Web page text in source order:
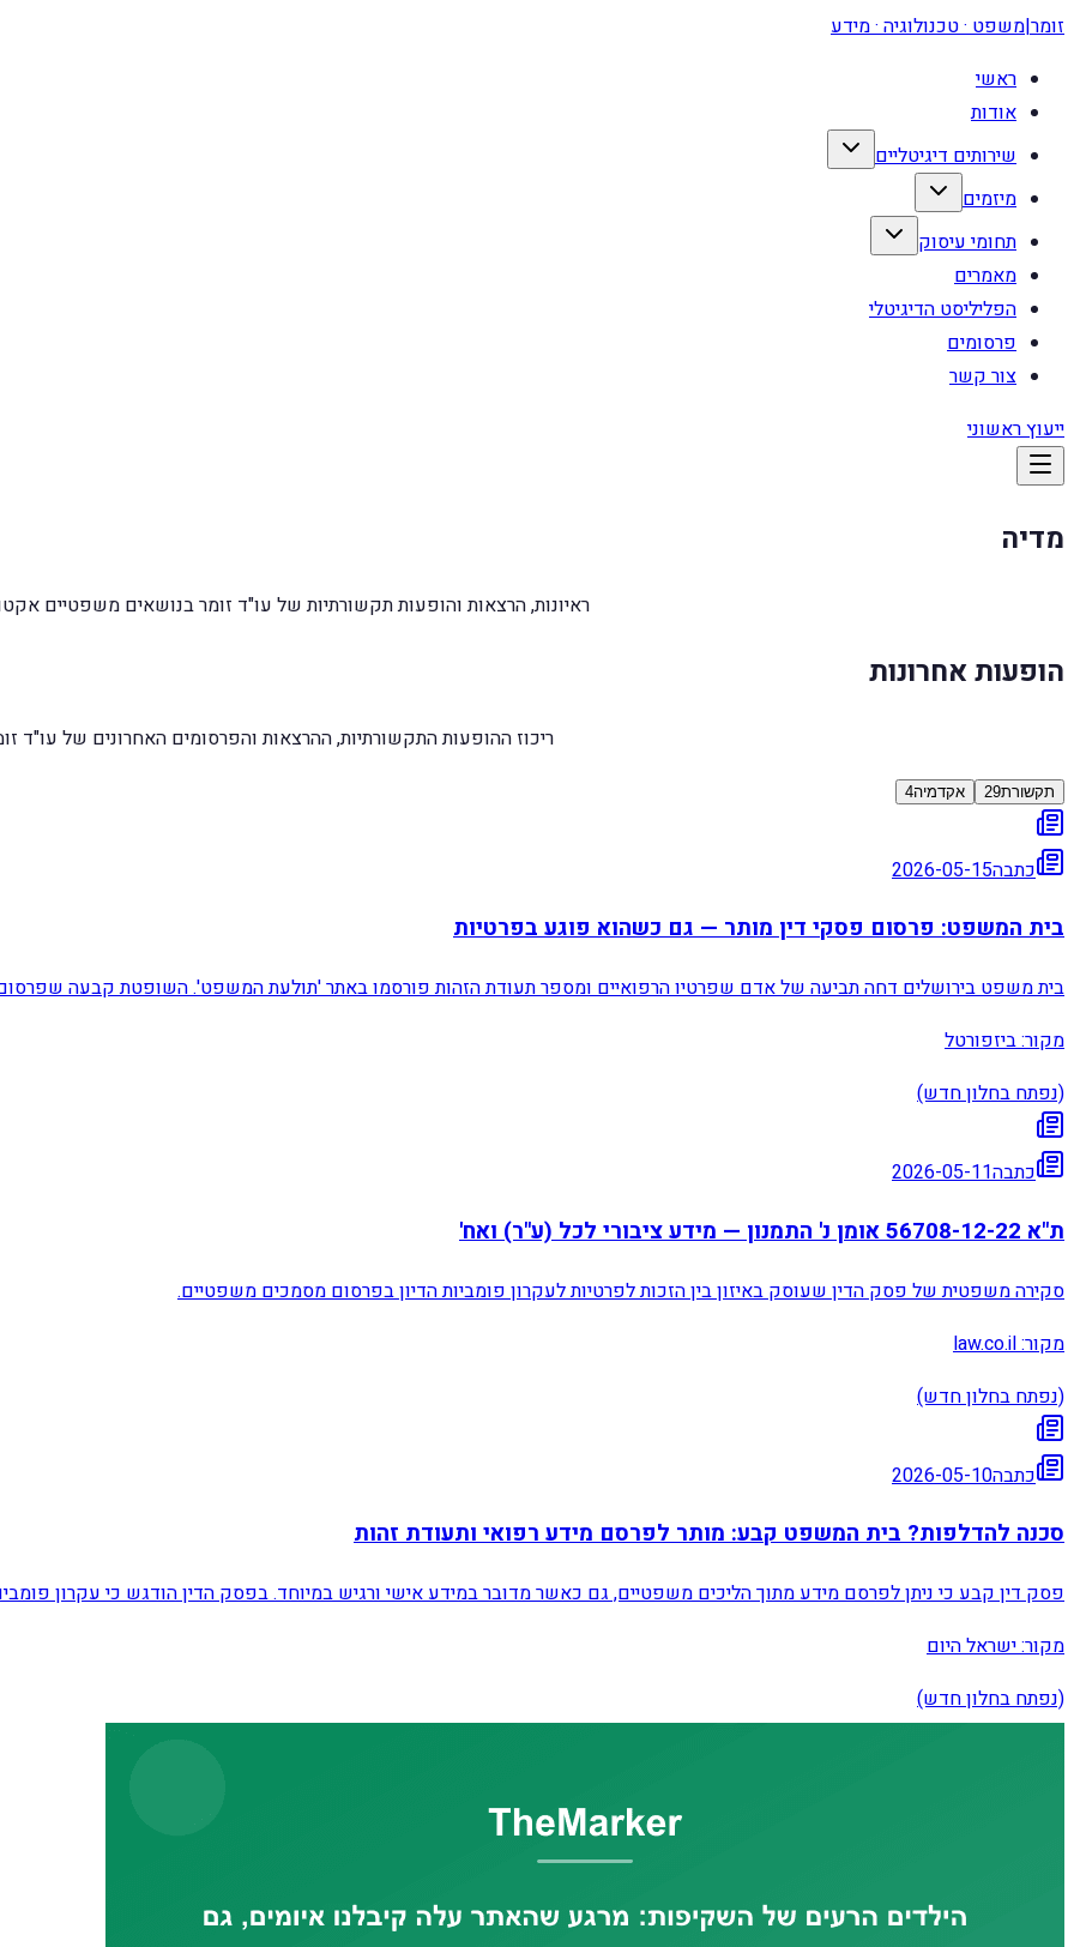
זומר|משפט · טכנולוגיה · מידע
ראשי
אודות
שירותים דיגיטליים
מיזמים
תחומי עיסוק
מאמרים
הפליליסט הדיגיטלי
פרסומים
צור קשר
ייעוץ ראשוני
מדיה
ראיונות, הרצאות והופעות תקשורתיות של עו"ד זומר בנושאים משפטיים
הופעות אחרונות
ריכוז ההופעות התקשורתיות, ההרצאות והפרסומים האחרונים של עו"ד
תקשורת29 אקדמיה4
כתבה2026-05-15
בית המשפט: פרסום פסקי דין מותר — גם כשהוא פוגע בפרטיות
בית משפט בירושלים דחה תביעה של אדם שפרטיו הרפואיים ומספר תעודת הזהות פורסמו באתר 'תולעת המשפט'. השופטת קבעה
מקור:ביזפורטל
(נפתח בחלון חדש)
כתבה2026-05-11
ת"א 56708-12-22 אומן נ' התמנון — מידע ציבורי לכל (ע"ר) ואח'
סקירה משפטית של פסק הדין שעוסק באיזון בין הזכות לפרטיות לעקרון פומביות הדיון בפרסום מסמכים משפטיים.
מקור:law.co.il
(נפתח בחלון חדש)
כתבה2026-05-10
סכנה להדלפות? בית המשפט קבע: מותר לפרסם מידע רפואי ותעודת זהות
פסק דין קבע כי ניתן לפרסם מידע מתוך הליכים משפטיים, גם כאשר מדובר במידע אישי ורגיש במיוחד. בפסק הדין הודגש כי עקרון
מקור:ישראל היום
(נפתח בחלון חדש)